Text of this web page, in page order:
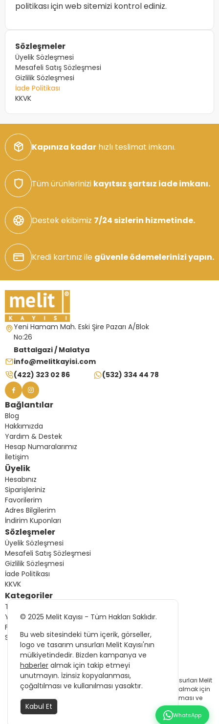
Sözleşmeler
Üyelik Sözleşmesi
Mesafeli Satış Sözleşmesi
Gizlilik Sözleşmesi
İade Politikası
KKVK
politikası için web sitemizi kontrol ediniz.
Kapınıza kadar hızlı teslimat imkanı.
Tüm ürünlerinizi kayıtsız şartsız iade imkanı.
Destek ekibimiz 7/24 sizlerin hizmetinde.
Kredi kartınız ile güvenle ödemelerinizi yapın.
Yeni Hamam Mah. Eski Şire Pazarı A/Blok
No:26
Battalgazi / Malatya
info@melitkayisi.com
(422) 323 02 86
(532) 334 44 78
Bağlantılar
Blog
Hakkımızda
Yardım & Destek
Hesap Numaralarımız
İletişim
Üyelik
Hesabınız
Siparişleriniz
Favorilerim
Adres Bilgilerim
İndirim Kuponları
Sözleşmeler
Üyelik Sözleşmesi
Mesafeli Satış Sözleşmesi
Gizlilik Sözleşmesi
İade Politikası
KKVK
Kategoriler
Tüm Ürünler
Yeni Gelenler
Fırsat Ürünleri
Sizin İçin Seçtiklerimiz
© 2025 Melit Kayısı - Tüm Hakları Saklıdır.
Bu web sitesindeki tüm içerik, görseller, logo ve tasarım unsurları Melit
Kayısı'nın mülkiyetindedir. Bizden kampanya ve
almak için
takip etmeyi unutmayın. İzinsiz kopyalanması, çoğaltılması ve
ile yapılmıştır.
© 2025 Melit Kayısı - Tüm Hakları Saklıdır.
Bu web sitesindeki tüm içerik, görseller,
logo ve tasarım unsurları Melit Kayısı'nın
mülkiyetindedir. Bizden kampanya ve
haberler almak için takip etmeyi
unutmayın. İzinsiz kopyalanması,
çoğaltılması ve kullanılması yasaktır.
Kabul Et
WhatsApp